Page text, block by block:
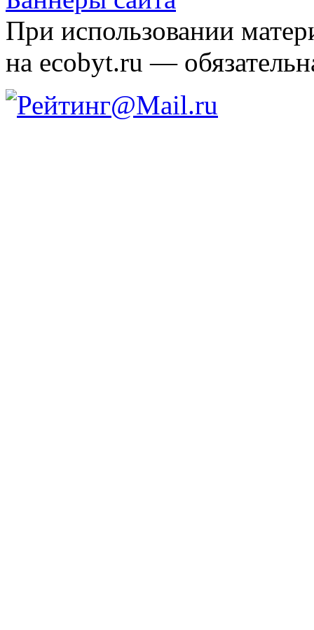
При использовании
на ecobyt.ru —